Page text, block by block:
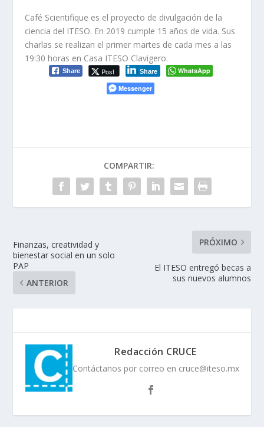
Café Scientifique es el proyecto de divulgación de la
ciencia del ITESO. En 2019 cumple 15 años de vida. Sus
charlas se realizan el primer martes de cada mes a las
19:30 horas en Casa ITESO Clavigero.
Share Post Share
WhatsApp
Messenger
COMPARTIR:
Finanzas, creatividad y
bienestar social en un solo
PAP
ANTERIOR
PRÓXIMO
El ITESO entregó becas a
sus nuevos alumnos
Redacción CRUCE
Contáctanos por correo en cruce@iteso.mx